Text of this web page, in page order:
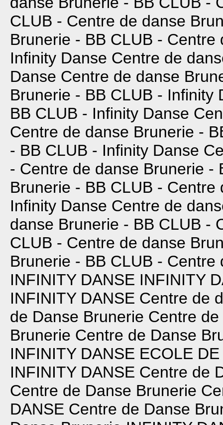
CLUB - Centre de danse
Brunerie - BB CLUB - Centre
Infinity Danse Centre de
Danse Centre de danse
Brunerie - BB CLUB - Infinity
BB CLUB - Infinity Danse
Centre de danse Brunerie -
- BB CLUB - Infinity Danse
- Centre de danse Brunerie -
Brunerie - BB CLUB - Centre
Infinity Danse Centre de
danse Brunerie - BB CLUB -
CLUB - Centre de danse
Brunerie - BB CLUB - Centre
INFINITY DANSE INFINITY
INFINITY DANSE Centre de
de Danse Brunerie Centre
Brunerie Centre de Danse
INFINITY DANSE ECOLE
INFINITY DANSE Centre de
Centre de Danse Brunerie
DANSE Centre de Danse